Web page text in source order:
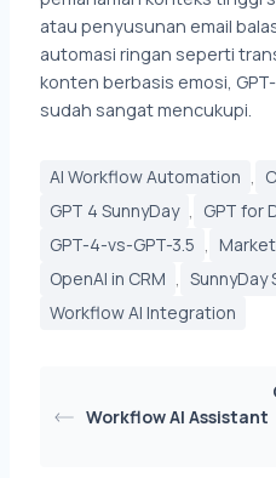
atau penyusunan email
automasi ringan seperti
konten berbasis emosi,
sudah sangat mencukupi.
AI Workflow Automation ,
GPT 4 SunnyDay , GPT for
GPT-4-vs-GPT-3.5 ,
OpenAI in CRM , SunnyDay
Workflow AI Integration
Workflow AI Assistant